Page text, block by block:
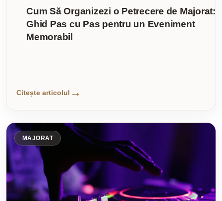
Cum Să Organizezi o Petrecere de Majorat:
Ghid Pas cu Pas pentru un Eveniment
Memorabil
Citește articolul
MAJORAT